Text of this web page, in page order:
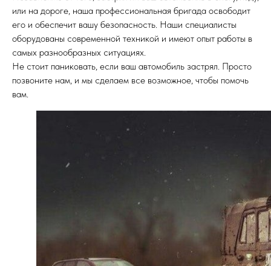
или на дороге, наша профессиональная бригада освободит
его и обеспечит вашу безопасность. Наши специалисты
оборудованы современной техникой и имеют опыт работы в
самых разнообразных ситуациях.
Не стоит паниковать, если ваш автомобиль застрял. Просто
позвоните нам, и мы сделаем все возможное, чтобы помочь
вам.